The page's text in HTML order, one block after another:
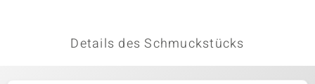
Details des Schmuckstücks